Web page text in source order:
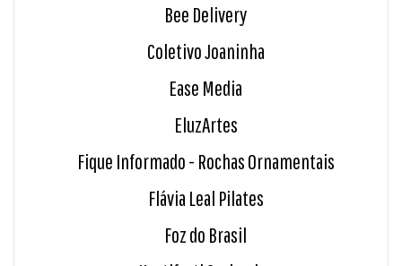
Bee Delivery
Coletivo Joaninha
Ease Media
EluzArtes
Fique Informado - Rochas Ornamentais
Flávia Leal Pilates
Foz do Brasil